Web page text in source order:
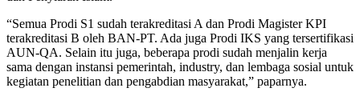
“Semua Prodi S1 sudah terakreditasi A dan Prodi Magister KPI
terakreditasi B oleh BAN-PT. Ada juga Prodi IKS yang tersertifikasi
AUN-QA. Selain itu juga, beberapa prodi sudah menjalin kerja
sama dengan instansi pemerintah, industry, dan lembaga sosial untuk
kegiatan penelitian dan pengabdian masyarakat,” paparnya.